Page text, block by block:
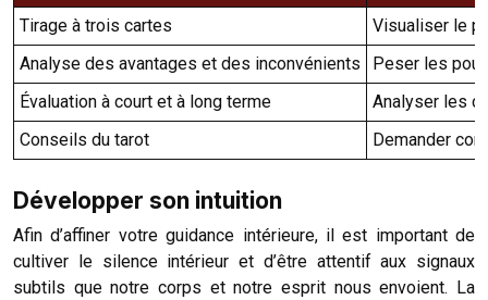
Tirage à trois cartes
Visualiser le
Analyse des avantages et des inconvénients
Peser les
Évaluation à court et à long terme
Analyser les
Conseils du tarot
Demander
Développer son intuition
Afin d’affiner votre guidance intérieure, il est important de
cultiver le silence intérieur et d’être attentif aux signaux
subtils que notre corps et notre esprit nous envoient. La